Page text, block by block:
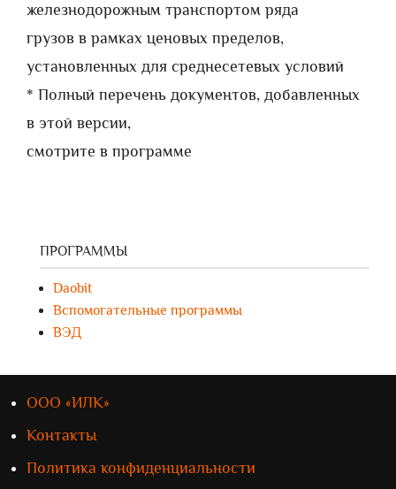
железнодорожным транспортом ряда
грузов в рамках ценовых пределов,
установленных для среднесетевых условий
* Полный перечень документов, добавленных
в этой версии,
смотрите в программе
ПРОГРАММЫ
Daobit
Вспомогательные программы
ВЭД
ООО «ИЛК»
Контакты
Политика конфиденциальности